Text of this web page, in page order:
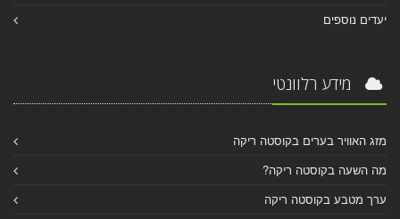
יעדים נוספים
מידע רלוונטי
מזג האוויר בערים בקוסטה ריקה
מה השעה בקוסטה ריקה?
ערך מטבע בקוסטה ריקה